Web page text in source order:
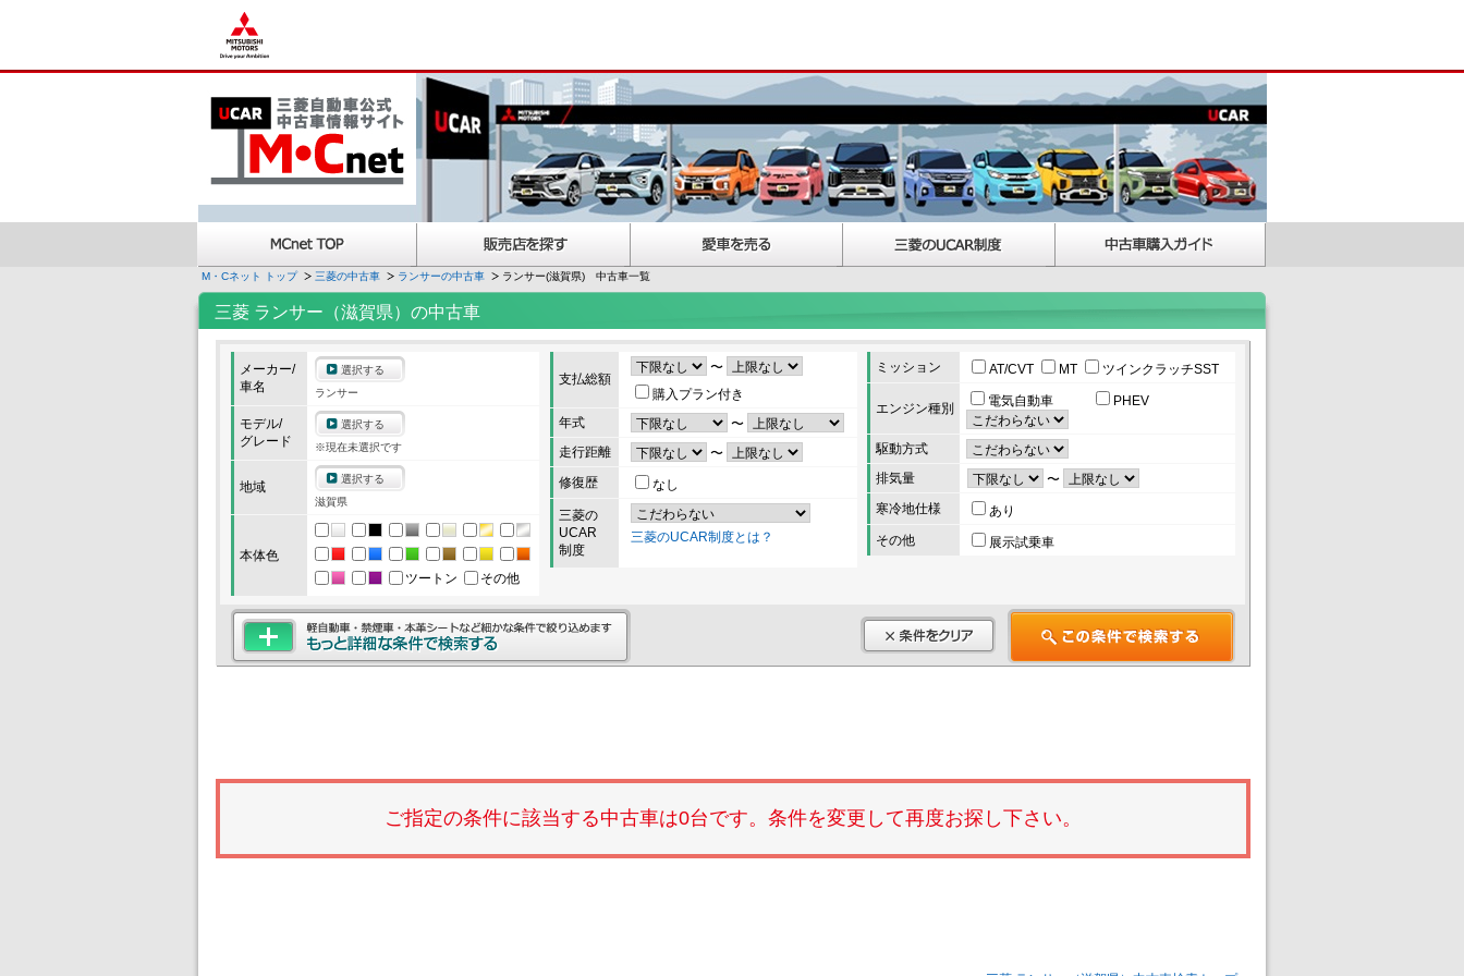
M・Cネット トップ 三菱の中古車 ランサーの中古車 ランサー(滋賀県) 中古車一覧
三菱 ランサー（滋賀県）の中古車
メーカー/
車名
選択する
ランサー
モデル/
グレード
選択する
※現在未選択です
地域
選択する
滋賀県
本体色
ツートン
その他
支払総額
〜
購入プラン付き
年式
〜
走行距離
〜
修復歴
なし
三菱の
UCAR
制度
三菱のUCAR制度とは？
ミッション AT/CVT MT ツインクラッチSST
エンジン種別 電気自動車 PHEV
駆動方式
排気量
〜
寒冷地仕様
あり
その他
展示試乗車
ご指定の条件に該当する中古車は0台です。条件を変更して再度お探し下さい。